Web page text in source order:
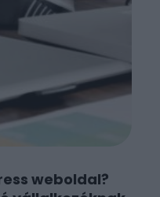
weboldal?